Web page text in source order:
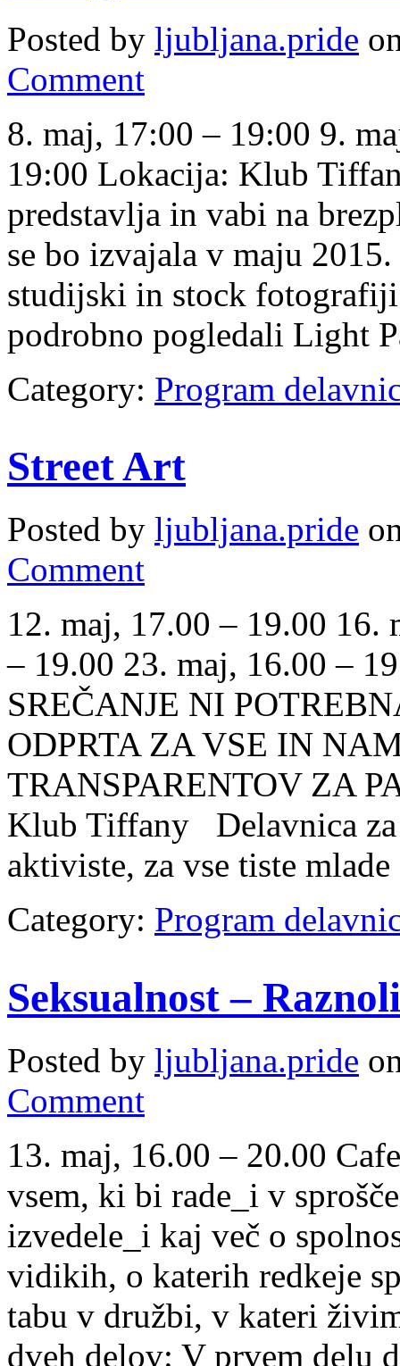
Posted by ljubljana.pride
Comment
8. maj, 17:00 – 19:00 9.
19:00 Lokacija: Klub
predstavlja in vabi na
se bo izvajala v maju
studijski in stock
podrobno pogledali Light
Category: Program
Street Art
Posted by ljubljana.pride
Comment
12. maj, 17.00 – 19.00 16.
– 19.00 23. maj, 16.00 –
SREČANJE NI
ODPRTA ZA VSE IN
TRANSPARENTOV ZA
Klub Tiffany Delavnica
aktiviste, za vse tiste
Category: Program
Seksualnost –
Posted by ljubljana.pride
Comment
13. maj, 16.00 – 20.00
vsem, ki bi rade_i v
izvedele_i kaj več o
vidikih, o katerih redkeje
tabu v družbi, v kateri
dveh delov: V prvem delu